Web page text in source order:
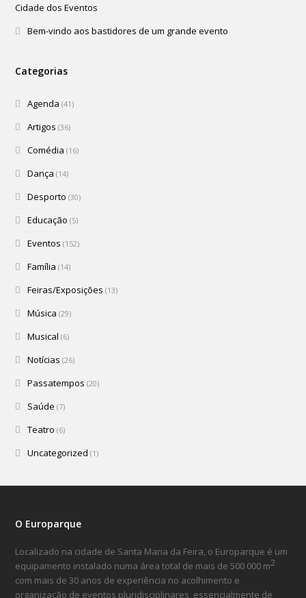
Cidade dos Eventos
Bem-vindo aos bastidores de um grande evento
Categorias
Agenda (41)
Artigos (36)
Comédia (16)
Dança (14)
Desporto (30)
Educação (5)
Eventos (152)
Família (14)
Feiras/Exposições (13)
Música (29)
Musical (6)
Notícias (26)
Passatempos (20)
Saúde (7)
Teatro (6)
Uncategorized (1)
O Europarque
Localizado na cidade de Santa Maria da Feira, o Europarque é um
equipamento instalado numa área total de mais de 500 000 m2
com mais de 30 anos de experiência no acolhimento e
organização de eventos pluridisciplinares, essencialmente de